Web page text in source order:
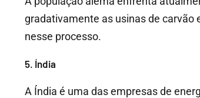
gradativamente as usinas de carvão
nesse processo.
5. Índia
A Índia é uma das empresas de